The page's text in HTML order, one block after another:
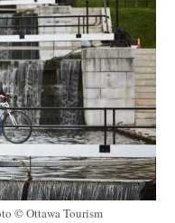
© Ottawa Tourism